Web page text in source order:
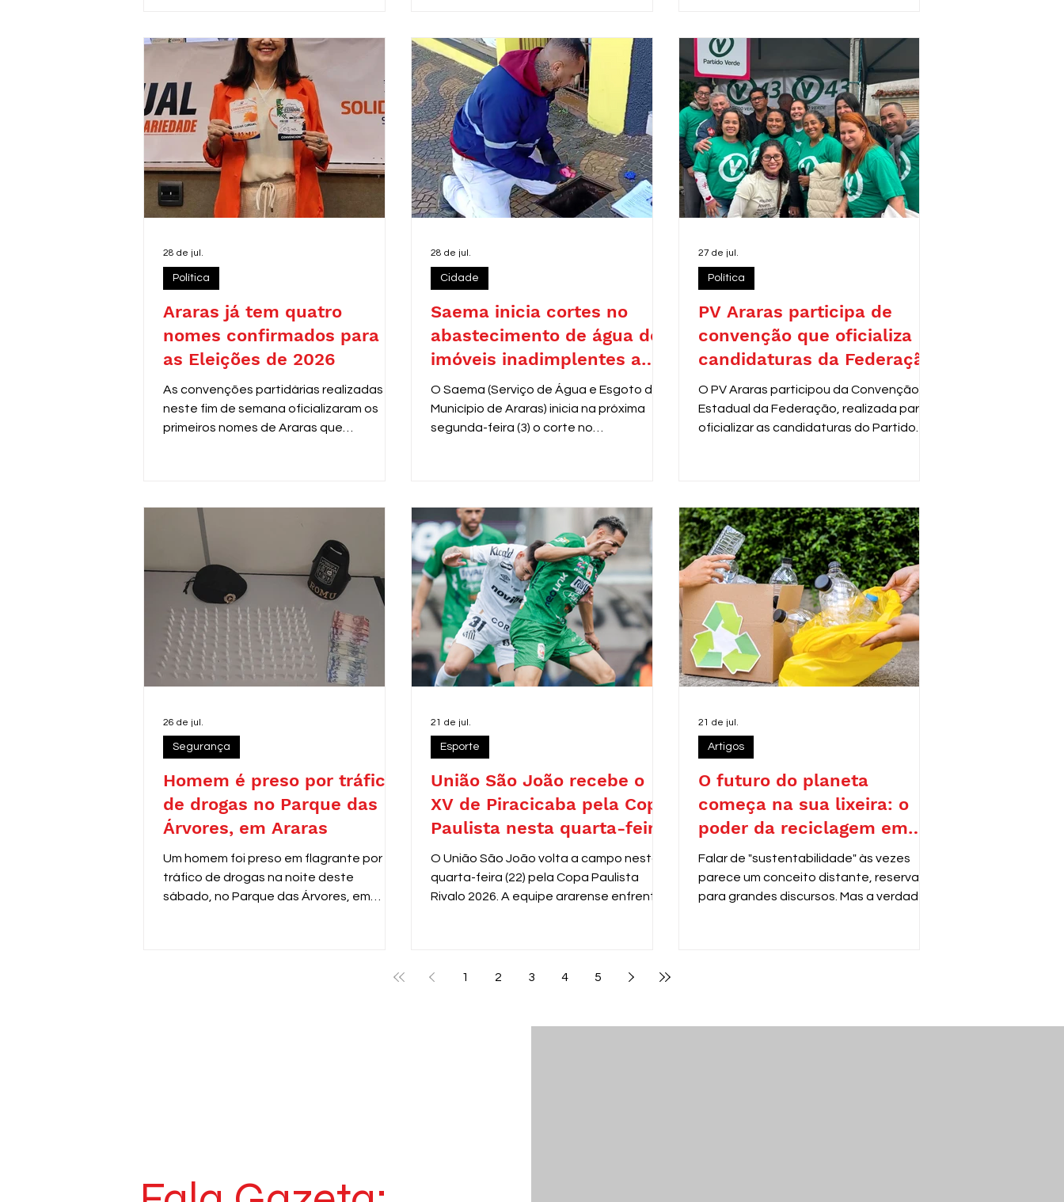
destinados a candidatos com ensino
médio. Os salários variam de R$ 2.967,51
a R$ 3.306,26.
de São Paulo (TJSP).
Araras já tem quatro
nomes confirmados para
as Eleições de 2026
As convenções partidárias realizadas
neste fim de semana oficializaram os
primeiros nomes de Araras que
Política
28 de jul.
Saema inicia cortes no
abastecimento de água de
imóveis inadimplentes a
partir de 3 de agosto
O Saema (Serviço de Água e Esgoto do
Município de Araras) inicia na próxima
segunda-feira (3) o corte no
Cidade
28 de jul.
PV Araras participa de
convenção que oficializa
candidaturas da Federação
O PV Araras participou da Convenção
Estadual da Federação, realizada para
oficializar as candidaturas do Partido
com pautas como sustentabilidade,
democracia e desenvolvimento
responsável.
Política
27 de jul.
Homem é preso por tráfico
de drogas no Parque das
Árvores, em Araras
Um homem foi preso em flagrante por
tráfico de drogas na noite deste
sábado, no Parque das Árvores, em
Segurança
26 de jul.
União São João recebe o
XV de Piracicaba pela Copa
Paulista nesta quarta-feira
O União São João volta a campo nesta
quarta-feira (22) pela Copa Paulista
Rivalo 2026. A equipe ararense enfrenta
estadual.
Esporte
21 de jul.
O futuro do planeta
começa na sua lixeira: o
poder da reciclagem em
nossas mãos
Falar de "sustentabilidade" às vezes
parece um conceito distante, reservado
para grandes discursos. Mas a verdade é
Artigos
21 de jul.
1 2 3 4 5